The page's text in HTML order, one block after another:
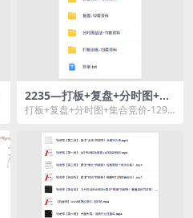
2235—打板+复盘+分时图+集
合竞价-129GB
打板+复盘+分时图+集合竞价-129G